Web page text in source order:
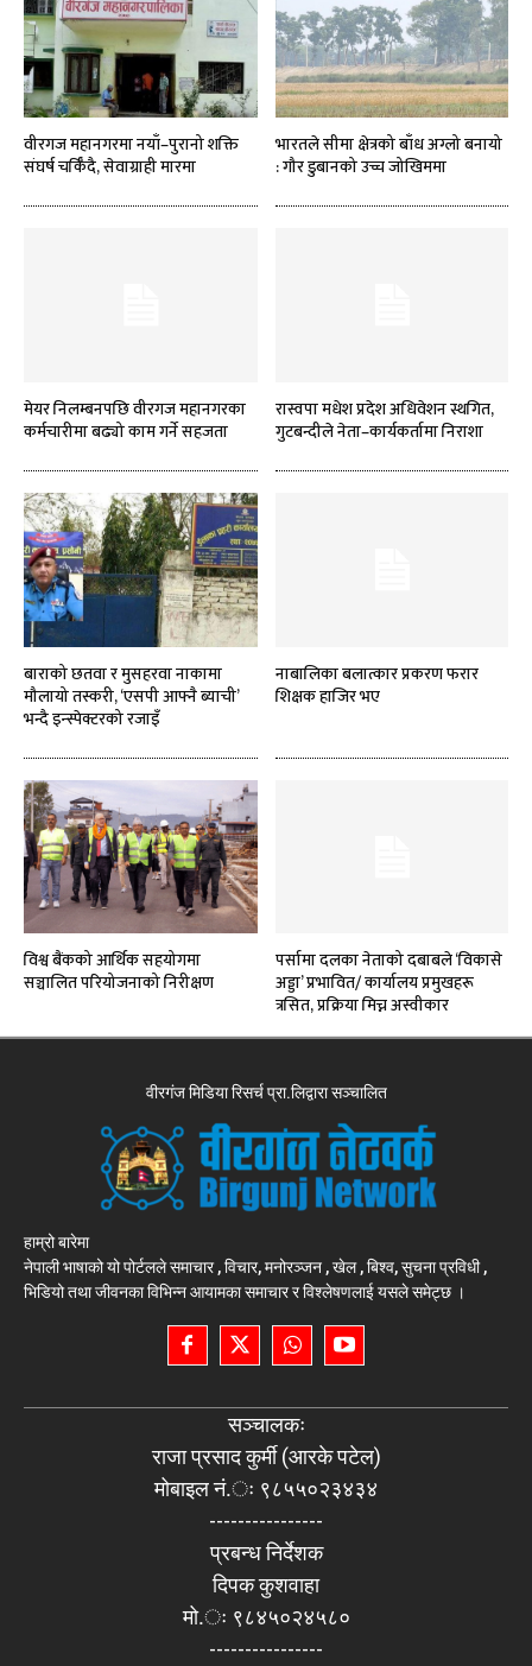
वीरगज महानगरमा नयाँ–पुरानो शक्ति
संघर्ष चर्किँदै, सेवाग्राही मारमा
भारतले सीमा क्षेत्रको बाँध अग्लो बनायो
: गौर डुबानको उच्च जोखिममा
मेयर निलम्बनपछि वीरगज महानगरका
कर्मचारीमा बढ्यो काम गर्ने सहजता
रास्वपा मधेश प्रदेश अधिवेशन स्थगित,
गुटबन्दीले नेता–कार्यकर्तामा निराशा
बाराको छतवा र मुसहरवा नाकामा
मौलायो तस्करी, ‘एसपी आफ्नै ब्याची’
भन्दै इन्स्पेक्टरको रजाइँ
नाबालिका बलात्कार प्रकरण फरार
शिक्षक हाजिर भए
विश्व बैंकको आर्थिक सहयोगमा
सञ्चालित परियोजनाको निरीक्षण
पर्सामा दलका नेताको दबाबले ‘विकासे
अड्डा’ प्रभावित/ कार्यालय प्रमुखहरू
त्रसित, प्रक्रिया मिच्न अस्वीकार
वीरगंज मिडिया रिसर्च प्रा.लिद्वारा सञ्चालित
हाम्रो बारेमा
नेपाली भाषाको यो पोर्टलले समाचार , विचार, मनोरञ्जन , खेल , बिश्व, सुचना प्रविधी ,
भिडियो तथा जीवनका विभिन्न आयामका समाचार र विश्लेषणलाई यसले समेट्छ ।
सञ्चालकः
राजा प्रसाद कुर्मी (आरके पटेल)
मोबाइल नं.ः ९८५५०२३४३४
----------------
प्रबन्ध निर्देशक
दिपक कुशवाहा
मो.ः ९८४५०२४५८०
----------------